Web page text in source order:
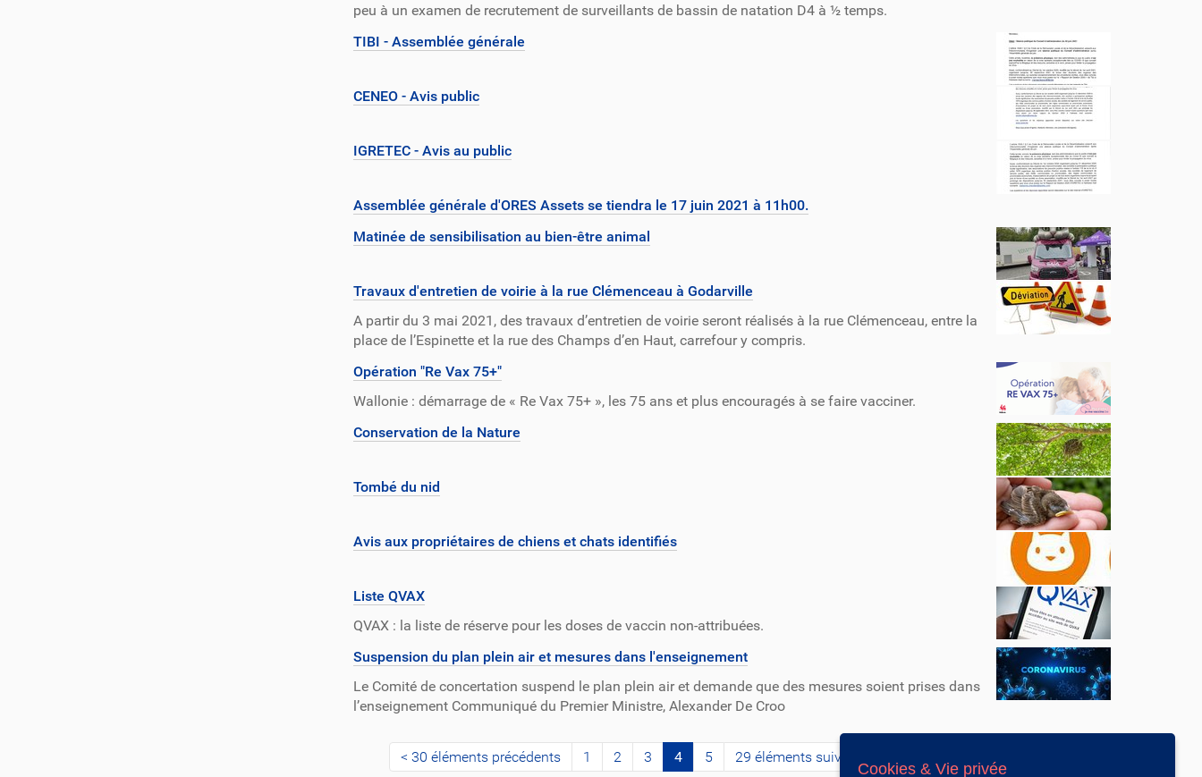
peu à un examen de recrutement de surveillants de bassin de natation D4 à ½ temps.
TIBI - Assemblée générale
CENEO - Avis public
IGRETEC - Avis au public
Assemblée générale d'ORES Assets se tiendra le 17 juin 2021 à 11h00.
Matinée de sensibilisation au bien-être animal
Travaux d'entretien de voirie à la rue Clémenceau à Godarville
A partir du 3 mai 2021, des travaux d’entretien de voirie seront réalisés à la rue Clémenceau, entre la
place de l’Espinette et la rue des Champs d’en Haut, carrefour y compris.
Opération "Re Vax 75+"
Wallonie : démarrage de « Re Vax 75+ », les 75 ans et plus encouragés à se faire vacciner.
Conservation de la Nature
Tombé du nid
Avis aux propriétaires de chiens et chats identifiés
Liste QVAX
QVAX : la liste de réserve pour les doses de vaccin non-attribuées.
Suspension du plan plein air et mesures dans l'enseignement
Le Comité de concertation suspend le plan plein air et demande que des mesures soient prises dans
l’enseignement Communiqué du Premier Ministre, Alexander De Croo
30 éléments précédents 1 2 3 4 5 29 éléments suivants
Cookies & Vie privée